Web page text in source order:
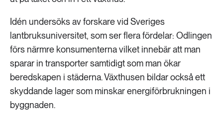
Idén undersöks av forskare vid Sveriges
lantbruksuniversitet, som ser flera fördelar: Odlingen
förs närmre konsumenterna vilket innebär att man
sparar in transporter samtidigt som man ökar
beredskapen i städerna. Växthusen bildar också ett
skyddande lager som minskar energiförbrukningen i
byggnaden.